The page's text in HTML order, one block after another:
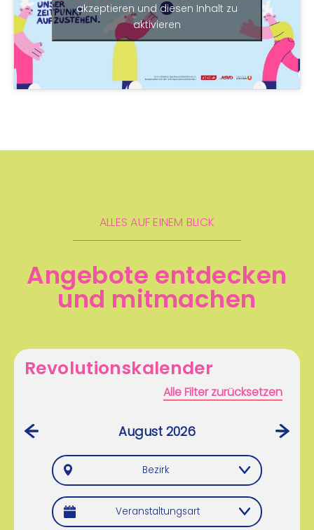
akzeptieren und diesen Inhalt zu
aktivieren
ALLES AUF EINEM BLICK
Angebote entdecken
und mitmachen
Revolutionskalender
Alle Filter zurücksetzen
‹ August 2026 ›
Bezirk
Veranstaltungsart